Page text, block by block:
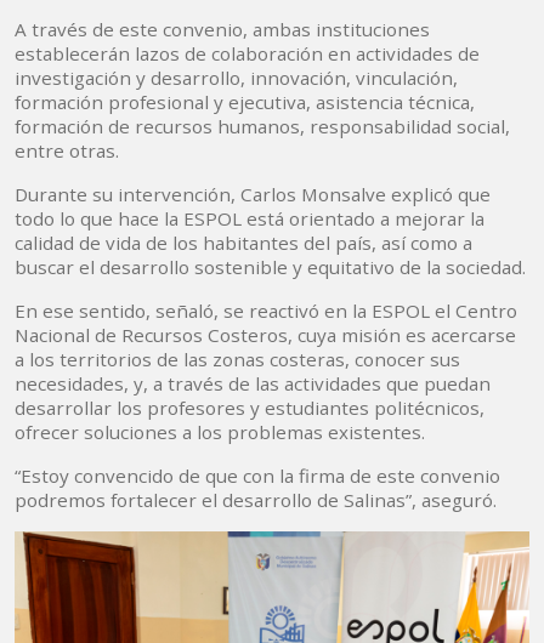
A través de este convenio, ambas instituciones
establecerán lazos de colaboración en actividades de
investigación y desarrollo, innovación, vinculación,
formación profesional y ejecutiva, asistencia técnica,
formación de recursos humanos, responsabilidad social,
entre otras.
Durante su intervención, Carlos Monsalve explicó que
todo lo que hace la ESPOL está orientado a mejorar la
calidad de vida de los habitantes del país, así como a
buscar el desarrollo sostenible y equitativo de la sociedad.
En ese sentido, señaló, se reactivó en la ESPOL el Centro
Nacional de Recursos Costeros, cuya misión es acercarse
a los territorios de las zonas costeras, conocer sus
necesidades, y, a través de las actividades que puedan
desarrollar los profesores y estudiantes politécnicos,
ofrecer soluciones a los problemas existentes.
“Estoy convencido de que con la firma de este convenio
podremos fortalecer el desarrollo de Salinas”, aseguró.